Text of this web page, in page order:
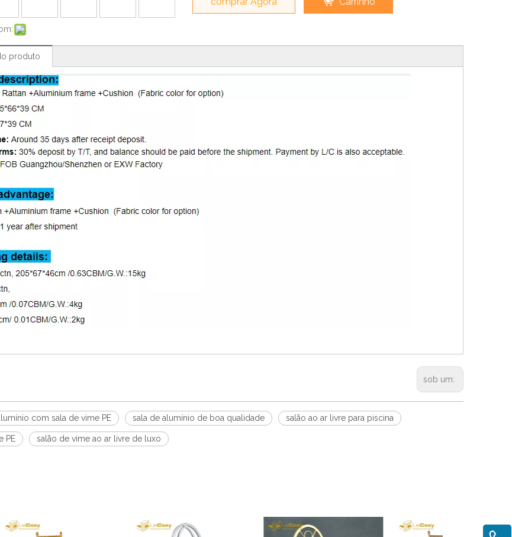
produto
sob um:
com sala de vime PE sala de alumínio de boa qualidade salão ao ar livre para piscina
PE salão de vime ao ar livre de luxo